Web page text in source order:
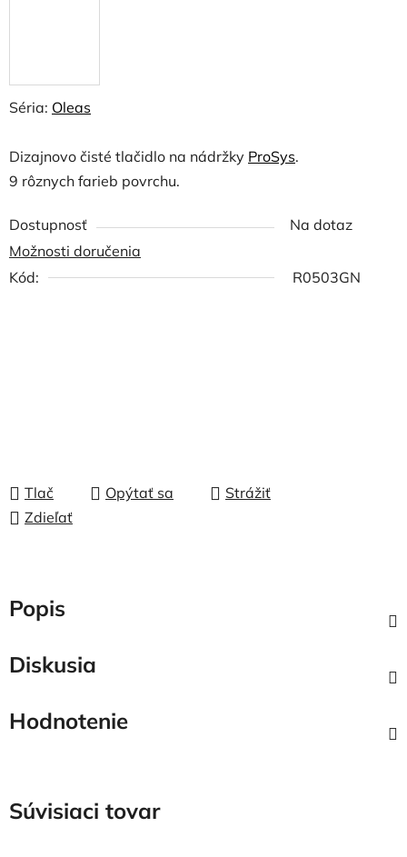
Séria: Oleas
Dizajnovo čisté tlačidlo na nádržky ProSys.
9 rôznych farieb povrchu.
Dostupnosť
Na dotaz
Možnosti doručenia
Kód:
R0503GN
Tlač Opýtať sa
Strážiť
Zdieľať
Popis
Diskusia
Hodnotenie
Súvisiaci tovar